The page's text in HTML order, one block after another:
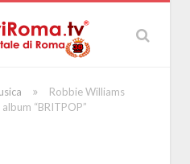
»
Robbie Williams
“BRITPOP”